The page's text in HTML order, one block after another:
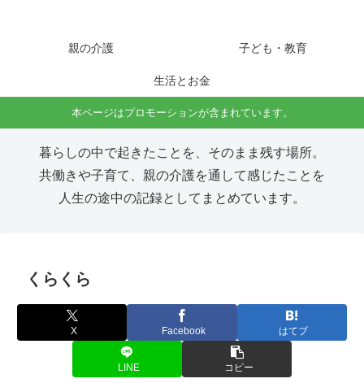
親の介護 子ども・教育
生活とお金
本ページはプロモーションが含まれています。
暮らしの中で起きたことを、そのまま残す場所。
共働きや子育て、親の介護を通して感じたことを
人生の途中の記録としてまとめています。
くらくら
X Facebook はてブ
LINE コピー